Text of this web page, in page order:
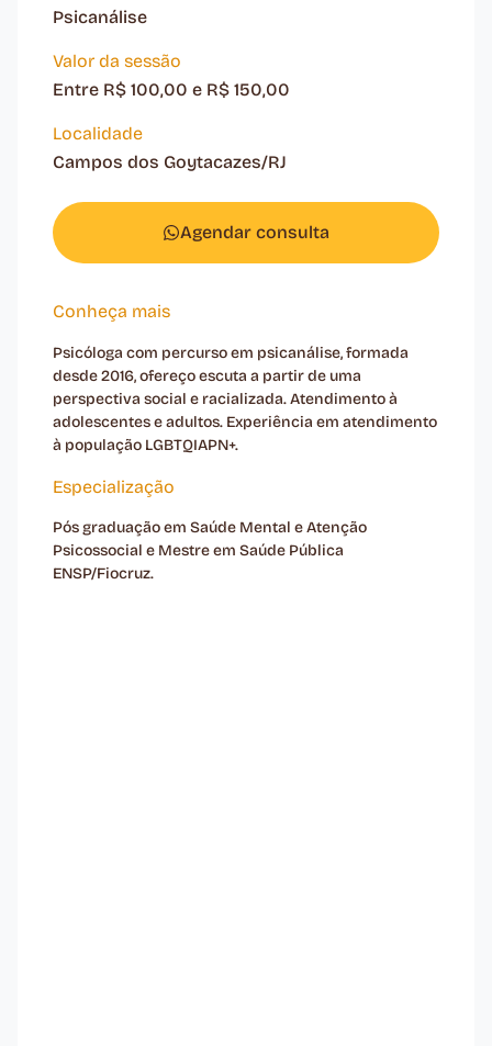
Psicanálise
Valor da sessão
Entre R$ 100,00 e R$ 150,00
Localidade
Campos dos Goytacazes/RJ
Agendar consulta
Conheça mais
Psicóloga com percurso em psicanálise, formada
desde 2016, ofereço escuta a partir de uma
perspectiva social e racializada. Atendimento à
adolescentes e adultos. Experiência em atendimento
à população LGBTQIAPN+.
Especialização
Pós graduação em Saúde Mental e Atenção
Psicossocial e Mestre em Saúde Pública
ENSP/Fiocruz.